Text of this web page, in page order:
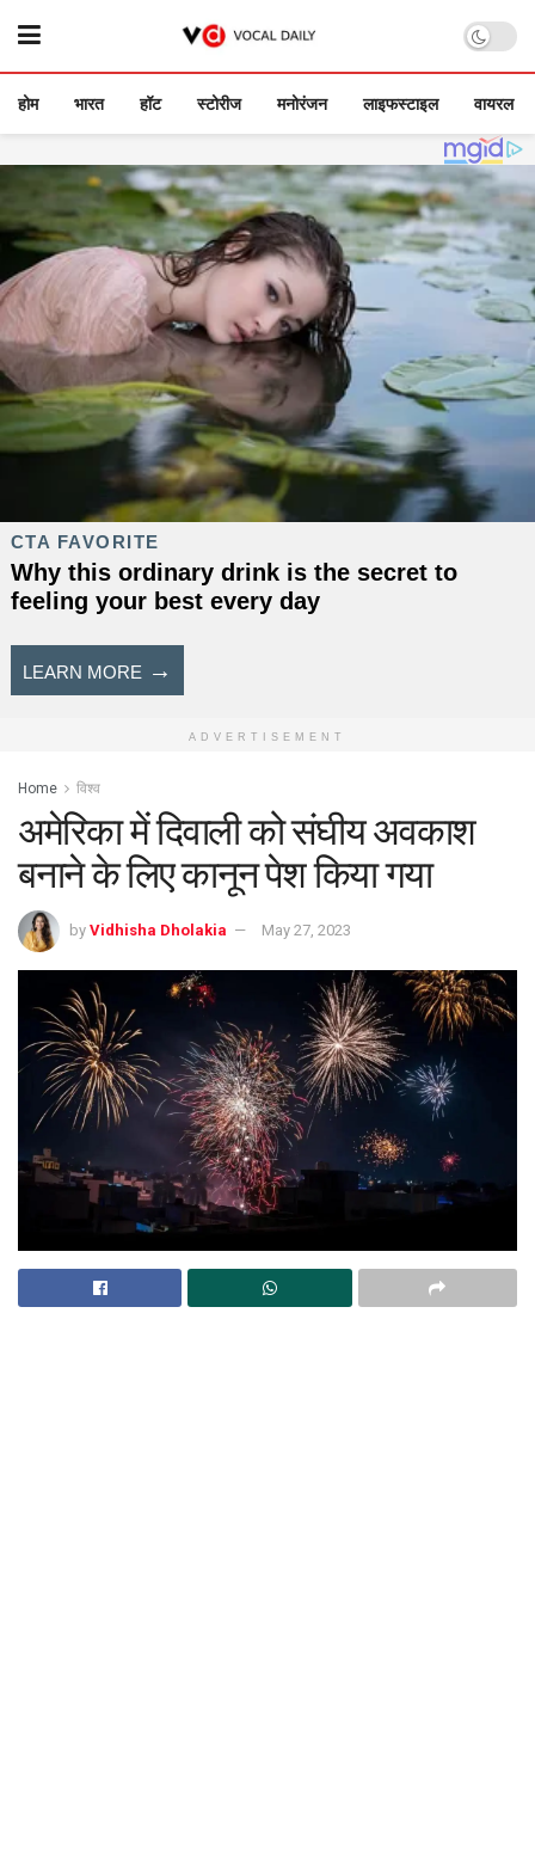
होम भारत हॉट स्टोरीज मनोरंजन लाइफस्टाइल वायरल
ADVERTISEMENT
Home विश्व
अमेरिका में दिवाली को संघीय अवकाश
बनाने के लिए कानून पेश किया गया
by Vidhisha Dholakia May 27, 2023